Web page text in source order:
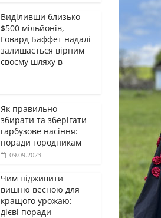
Виділивши близько
$500 мільйонів,
Говард Баффет надалі
залишається вірним
своєму шляху в
Як правильно
збирати та зберігати
гарбузове насіння:
поради городникам
09.09.2023
Чим підживити
вишню весною для
кращого урожаю:
дієві поради